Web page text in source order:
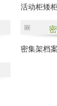
活动柜矮
密集架档